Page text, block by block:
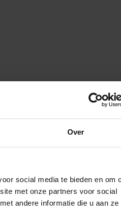
Over
social media te bieden en om
met onze partners voor social
andere informatie die u aan ze